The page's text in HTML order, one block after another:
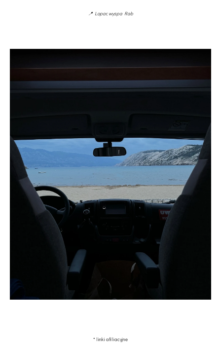
📍 Lopar, wyspa Rab
* linki afiliacyjne